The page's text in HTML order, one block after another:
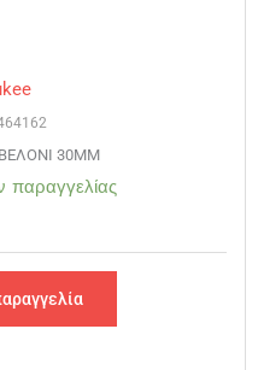
30MM
παραγγελίας